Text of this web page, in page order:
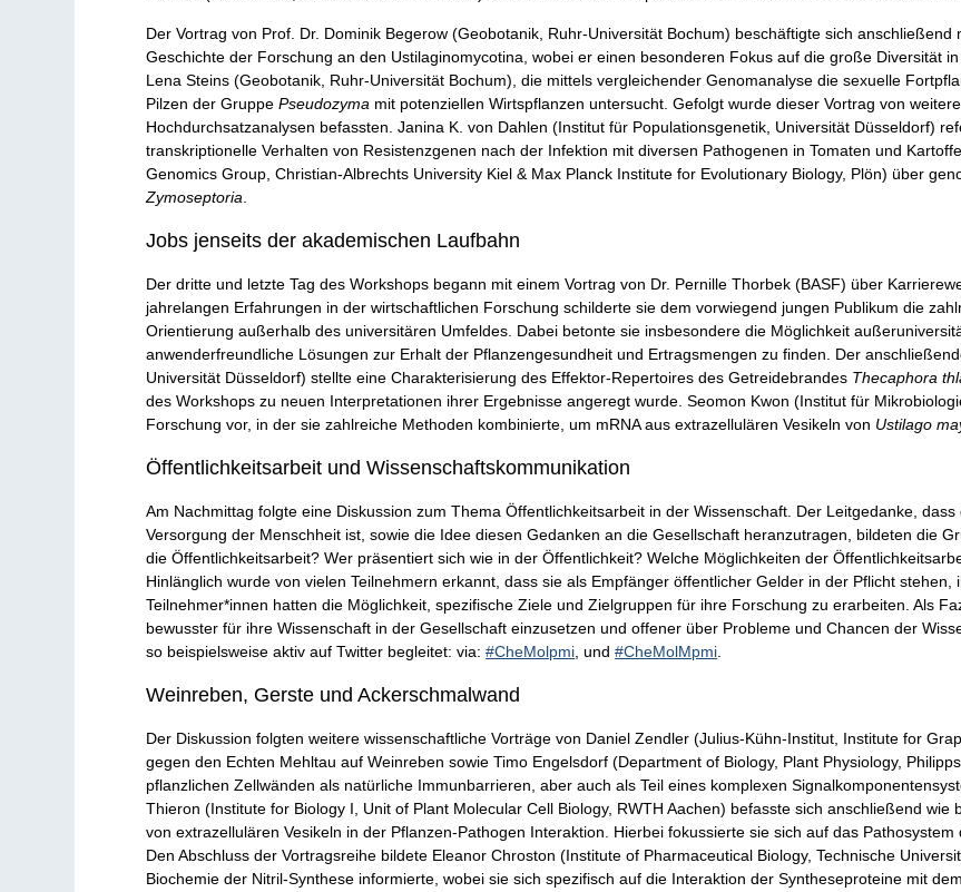
Der Vortrag von Prof. Dr. Dominik Begerow (Geobotanik, Ruhr-Universität Bochum) beschäftigte sich
Geschichte der Forschung an den Ustilaginomycotina, wobei er einen besonderen Fokus auf die große Diversität
Lena Steins (Geobotanik, Ruhr-Universität Bochum), die mittels vergleichender Genomanalyse die sexuelle
Pilzen der GruppePseudozyma mit potenziellen Wirtspflanzen untersucht. Gefolgt wurde dieser Vortrag von
Hochdurchsatzanalysen befassten. Janina K. von Dahlen (Institut für Populationsgenetik, Universität Düsseldorf)
transkriptionelle Verhalten von Resistenzgenen nach der Infektion mit diversen Pathogenen in Tomaten und
Genomics Group, Christian-Albrechts University Kiel & Max Planck Institute for Evolutionary Biology, Plön) über
Zymoseptoria
Jobs jenseits der akademischen Laufbahn
Der dritte und letzte Tag des Workshops begann mit einem Vortrag von Dr. Pernille Thorbek (BASF) über
jahrelangen Erfahrungen in der wirtschaftlichen Forschung schilderte sie dem vorwiegend jungen Publikum die
Orientierung außerhalb des universitären Umfeldes. Dabei betonte sie insbesondere die Möglichkeit
anwenderfreundliche Lösungen zur Erhalt der Pflanzengesundheit und Ertragsmengen zu finden. Der
Universität Düsseldorf) stellte eine Charakterisierung des Effektor-Repertoires des Getreidebrandes Thecaphora
des Workshops zu neuen Interpretationen ihrer Ergebnisse angeregt wurde. Seomon Kwon (Institut für
Forschung vor, in der sie zahlreiche Methoden kombinierte, um mRNA aus extrazellulären Vesikeln von Ustilago
Öffentlichkeitsarbeit und Wissenschaftskommunikation
Am Nachmittag folgte eine Diskussion zum Thema Öffentlichkeitsarbeit in der Wissenschaft. Der Leitgedanke,
Versorgung der Menschheit ist, sowie die Idee diesen Gedanken an die Gesellschaft heranzutragen, bildeten die
die Öffentlichkeitsarbeit? Wer präsentiert sich wie in der Öffentlichkeit? Welche Möglichkeiten der
Hinlänglich wurde von vielen Teilnehmern erkannt, dass sie als Empfänger öffentlicher Gelder in der Pflicht
Teilnehmer*innen hatten die Möglichkeit, spezifische Ziele und Zielgruppen für ihre Forschung zu erarbeiten. Als
bewusster für ihre Wissenschaft in der Gesellschaft einzusetzen und offener über Probleme und Chancen der
so beispielsweise aktiv auf Twitter begleitet: via:#CheMolpmi , und#CheMolMpmi
Weinreben, Gerste und Ackerschmalwand
Der Diskussion folgten weitere wissenschaftliche Vorträge von Daniel Zendler (Julius-Kühn-Institut, Institute for
gegen den Echten Mehltau auf Weinreben sowie Timo Engelsdorf (Department of Biology, Plant Physiology,
pflanzlichen Zellwänden als natürliche Immunbarrieren, aber auch als Teil eines komplexen
Thieron (Institute for Biology I, Unit of Plant Molecular Cell Biology, RWTH Aachen) befasste sich anschließend
von extrazellulären Vesikeln in der Pflanzen-Pathogen Interaktion. Hierbei fokussierte sie sich auf das
Den Abschluss der Vortragsreihe bildete Eleanor Chroston (Institute of Pharmaceutical Biology, Technische
Biochemie der Nitril-Synthese informierte, wobei sie sich spezifisch auf die Interaktion der Syntheseproteine mit